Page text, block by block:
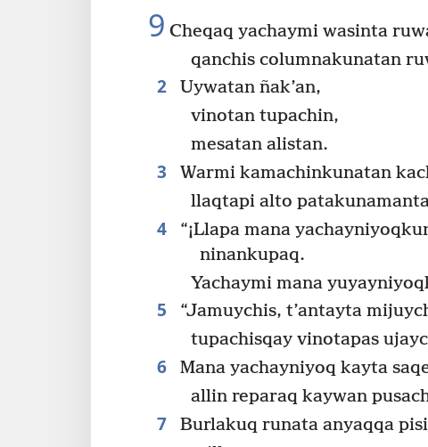
9 Cheqaq yachaymi wasinta
qanchis columnakunatan
2
Uywatan ñak’an,
vinotan tupachin,
mesatan alistan.
3
Warmi kamachinkunatan
llaqtapi alto
4
“¡Llapa mana
ninankupaq.
Yachaymi mana
5
“Jamuychis, t’antayta
tupachisqay vinotapas
6 Mana yachayniyoq kayta
allin reparaq kaywan
7 Burlakuq runata anyaqqa